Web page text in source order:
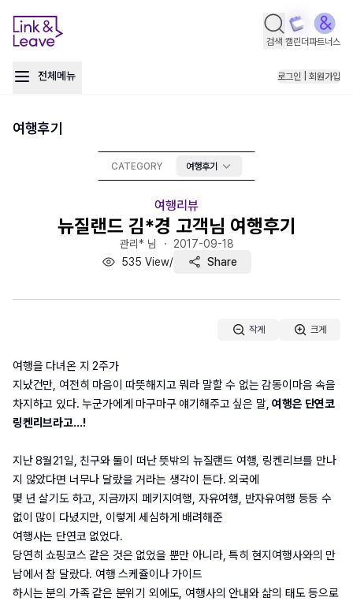
검색 캘린더파트너스
전체메뉴 로그인 | 회원가입
여행후기
CATEGORY 여행후기
여행리뷰
뉴질랜드 김*경 고객님 여행후기
관리* 님 ・ 2017-09-18
535 View/ Share
작게 크게
여행을 다녀온 지 2주가
지났건만, 여전히 마음이 따뜻해지고 뭐라 말할 수 없는 감동이마음 속을
차지하고 있다. 누군가에게 마구마구 얘기해주고 싶은 말, 여행은 단연코
링켄리브라고…!
지난 8월21일, 친구와 둘이 떠난 뜻밖의 뉴질랜드 여행, 링켄리브를 만나
지 않았다면 너무나 달랐을 거라는 생각이 든다. 외국에
몇 년 살기도 하고, 지금까지 페키지여행, 자유여행, 반자유여행 등등 수
없이 많이 다녔지만, 이렇게 세심하게 배려해준
여행사는 단연코 없었다.
당연히 쇼핑코스 같은 것은 없었을 뿐만 아니라, 특히 현지여행사와의 만
남에서 참 달랐다. 여행 스케쥴이나 가이드
하시는 분의 가족 같은 분위기 외에도, 여행사의 안내와 삶의 태도 등으로